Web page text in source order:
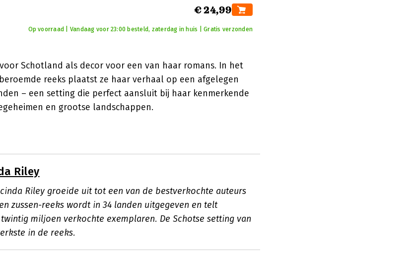
€ 24,99
Op voorraad | Vandaag voor 23:00 besteld, zaterdag in huis | Gratis verzonden
Schotland als decor voor een van haar romans. In het
reeks plaatst ze haar verhaal op een afgelegen
– een setting die perfect aansluit bij haar kenmerkende
en grootse landschappen.
Riley
Riley groeide uit tot een van de bestverkochte auteurs
zussen-reeks wordt in 34 landen uitgegeven en telt
miljoen verkochte exemplaren. De Schotse setting van
in de reeks.